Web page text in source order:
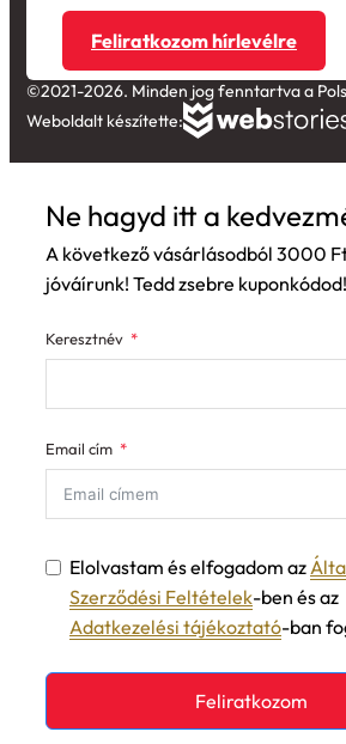
Feliratkozom hírlevélre
©2021-2026. Minden jog fenntartva a
Weboldalt készítette:
Ne hagyd itt a
A következő vásárlásodból 3000
jóváírunk! Tedd zsebre kuponkódod!
Keresztnév
Email cím
Elolvastam és elfogadom az
Szerződési Feltételek-ben és az
Adatkezelési tájékoztató-ban
Feliratkozom